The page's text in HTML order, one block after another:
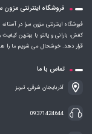
فروشگاه اینترنتی مزون
فروشگاه اینترنتی مزون سرا در آستانه
کفش، بارانی و پالتو با بهترین
قرار دهد. خوشحال می شویم ما را
تماس با ما
آذربایجان شرقی، تبریز
09371424644